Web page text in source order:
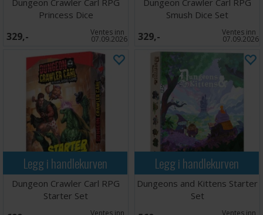
Dungeon Crawler Carl RPG
Princess Dice
329,- Ventes inn
07.09.2026
Dungeon Crawler Carl RPG
Smush Dice Set
329,- Ventes inn
07.09.2026
Legg i handlekurven
Dungeon Crawler Carl RPG
Starter Set
Ventes inn
Legg i handlekurven
Dungeons and Kittens Starter
Set
Ventes inn